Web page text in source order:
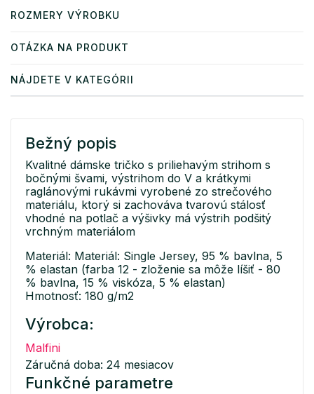
ROZMERY VÝROBKU
OTÁZKA NA PRODUKT
NÁJDETE V KATEGÓRII
Bežný popis
Kvalitné dámske tričko s priliehavým strihom s
bočnými švami, výstrihom do V a krátkymi
raglánovými rukávmi vyrobené zo strečového
materiálu, ktorý si zachováva tvarovú stálosť
vhodné na potlač a výšivky má výstrih podšitý
vrchným materiálom
Materiál: Materiál: Single Jersey, 95 % bavlna, 5
% elastan (farba 12 - zloženie sa môže líšiť - 80
% bavlna, 15 % viskóza, 5 % elastan)
Hmotnosť: 180 g/m2
Výrobca:
Malfini
Záručná doba: 24 mesiacov
Funkčné parametre